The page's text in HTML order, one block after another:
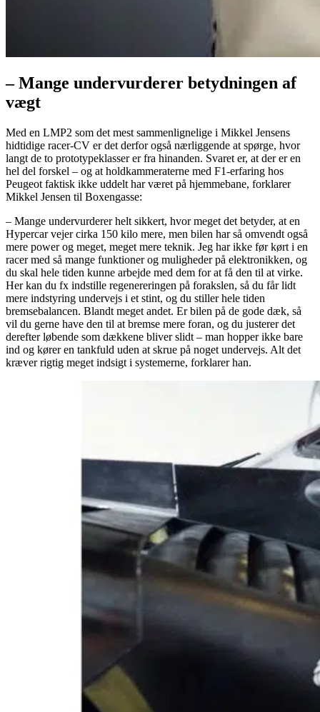
– Mange undervurderer betydningen af
vægt
Med en LMP2 som det mest sammenlignelige i Mikkel Jensens
hidtidige racer-CV er det derfor også nærliggende at spørge, hvor
langt de to prototypeklasser er fra hinanden. Svaret er, at der er en
hel del forskel – og at holdkammeraterne med F1-erfaring hos
Peugeot faktisk ikke uddelt har været på hjemmebane, forklarer
Mikkel Jensen til Boxengasse:
– Mange undervurderer helt sikkert, hvor meget det betyder, at en
Hypercar vejer cirka 150 kilo mere, men bilen har så omvendt også
mere power og meget, meget mere teknik. Jeg har ikke før kørt i en
racer med så mange funktioner og muligheder på elektronikken, og
du skal hele tiden kunne arbejde med dem for at få den til at virke.
Her kan du fx indstille regenereringen på forakslen, så du får lidt
mere indstyring undervejs i et stint, og du stiller hele tiden
bremsebalancen. Blandt meget andet. Er bilen på de gode dæk, så
vil du gerne have den til at bremse mere foran, og du justerer det
derefter løbende som dækkene bliver slidt – man hopper ikke bare
ind og kører en tankfuld uden at skrue på noget undervejs. Alt det
kræver rigtig meget indsigt i systemerne, forklarer han.